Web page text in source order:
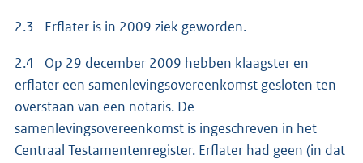
2.3 Erflater is in 2009 ziek geworden.
2.4 Op 29 december 2009 hebben klaagster en
erflater een samenlevingsovereenkomst gesloten ten
overstaan van een notaris. De
samenlevingsovereenkomst is ingeschreven in het
Centraal Testamentenregister. Erflater had geen (in dat